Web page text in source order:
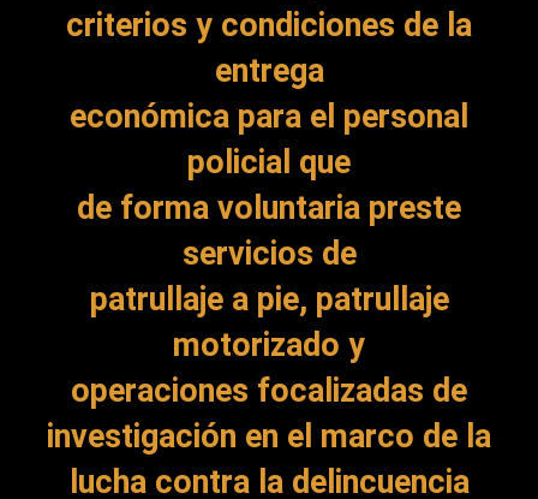
criterios y condiciones de la
entrega
económica para el personal
policial que
de forma voluntaria preste
servicios de
patrullaje a pie, patrullaje
motorizado y
operaciones focalizadas de
investigación en el marco de la
lucha contra la delincuencia